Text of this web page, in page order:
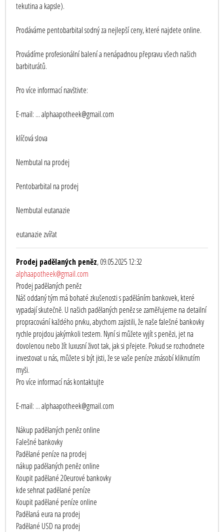
tekutina a kapsle).
Prodáváme pentobarbital sodný za nejlepší ceny, které najdete online.
Provádíme profesionální balení a nenápadnou přepravu všech našich
barbiturátů.
Pro více informací navštivte:
E-mail: ... alphaapotheek@gmail.com
klíčová slova
Nembutal na prodej
Pentobarbital na prodej
Nembutal eutanazie
eutanazie zvířat
Prodej padělaných peněz, 09.05.2025 12:32
alphaapotheek@gmail.com
Prodej padělaných peněz
Náš oddaný tým má bohaté zkušenosti s paděláním bankovek, které
vypadají skutečně. U našich padělaných peněz se zaměřujeme na detailní
propracování každého prvku, abychom zajistili, že naše falešné bankovky
rychle projdou jakýmkoli testem. Nyní si můžete vyjít s penězi, jet na
dovolenou nebo žít luxusní život tak, jak si přejete. Pokud se rozhodnete
investovat u nás, můžete si být jisti, že se vaše peníze znásobí kliknutím
myši.
Pro více informací nás kontaktujte
E-mail: ... alphaapotheek@gmail.com
Nákup padělaných peněz online
Falešné bankovky
Padělané peníze na prodej
nákup padělaných peněz online
Koupit padělané 20eurové bankovky
kde sehnat padělané peníze
Koupit padělané peníze online
Padělaná eura na prodej
Padělané USD na prodej